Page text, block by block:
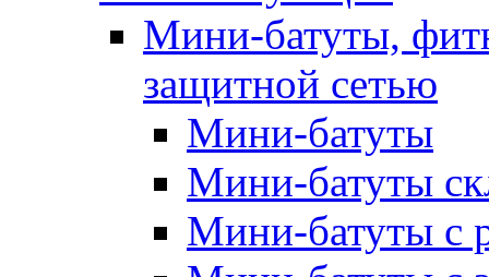
Мини-батуты,
защитной сетью
Мини-батуты
Мини-батуты
Мини-батуты с